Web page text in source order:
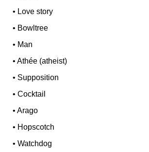
• Love story
• Bowltree
• Man
•Athée (atheist)
• Supposition
•Cocktail
•Arago
• Hopscotch
•Watchdog